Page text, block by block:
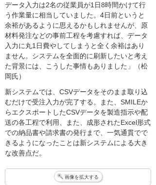
データ入力は2名の従業員が1日8時間かけて行
う作業量に相当していました。4日前というと
余裕があるように思えるかもしれませんが、原
材料発注などの事前工程を考慮すれば、データ
入力に丸1日費やしてしまうと全く余裕はあり
ません。システムを全面的に刷新したいと考え
た背景には、こうした事情もありました」（松
岡氏）
新システムでは、CSVデータをそのまま取り込
むだけで受注入力が完了する。また、SMILEか
らエクスポートしたCSVデータを製造指示や配
送の各工程で利用、また、成形されたExcel形式
での納品書や請求書の発行まで、一気通貫でで
きるようになったことは新システムによる大き
な改善点だ。
画像を拡大する